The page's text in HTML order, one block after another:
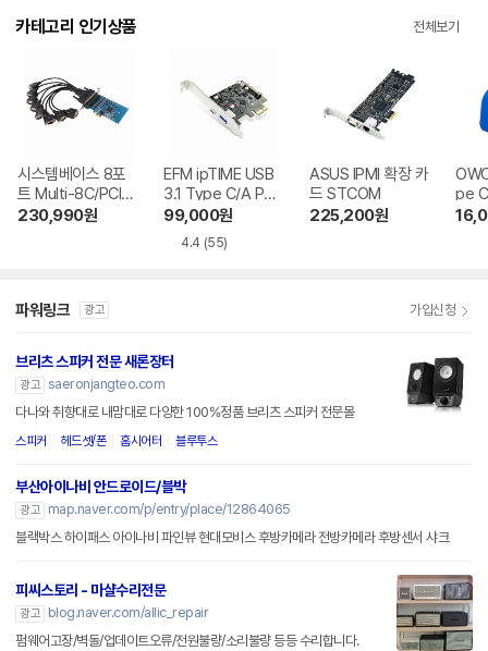
카테고리 인기상품 전체보기
시스템베이스 8포
트 Multi-8C/PCIe
232
230,990원
EFM ipTIME USB
3.1 Type C/A PCI
e 확장카드 (PX31
99,000원
4.4 (55)
ASUS IPMI 확장 카
드 STCOM
225,200원
pe
린
파워링크 광고 가입신청
브리츠 스피커 전문 새론장터
광고 saeronjangteo.com
다나와 취향대로 내맘대로 다양한 100%정품 브리츠 스피커 전문몰
스피커 헤드셋/폰 홈시어터 블루투스
부산아이나비 안드로이드/블박
광고
map.naver.com/p/entry/place/12864065
블랙박스 하이패스 아이나비 파인뷰 현대모비스 후방카메라 전방카메라 후방센서 샤크
피씨스토리 - 마샬수리전문
광고
blog.naver.com/allic_repair
펌웨어고장/벽돌/업데이트오류/전원불량/소리불량 등등 수리합니다.